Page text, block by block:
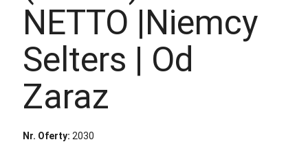
NETTO |Niemcy
Selters | Od
Zaraz
Nr. Oferty: 2030